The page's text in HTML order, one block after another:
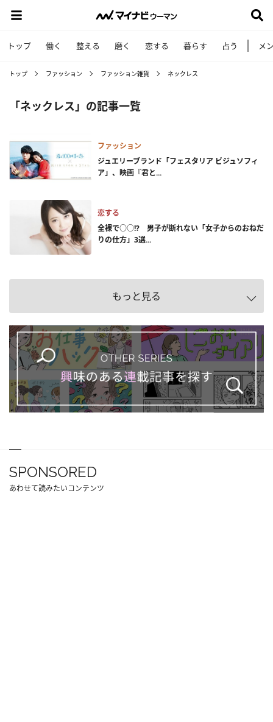
トップ 働く 整える 磨く 恋する 暮らす 占う メ
トップ ファッション ファッション雑貨 ネックレス
「ネックレス」の記事一覧
ファッション
ジュエリーブランド「フェスタリア ビジュソフィ
ア」、映画『君と...
恋する
全裸で○○!? 男子が断れない「女子からのおねだ
りの仕方」3選...
もっと見る
SPONSORED
あわせて読みたいコンテンツ